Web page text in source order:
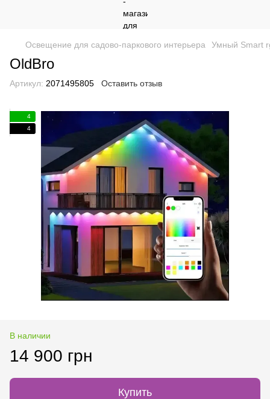
Освещение для садово-паркового интерьера Умный Smart
OldBro
Артикул: 2071495805 Оставить отзыв
4
4
В наличии
14 900 грн
Купить